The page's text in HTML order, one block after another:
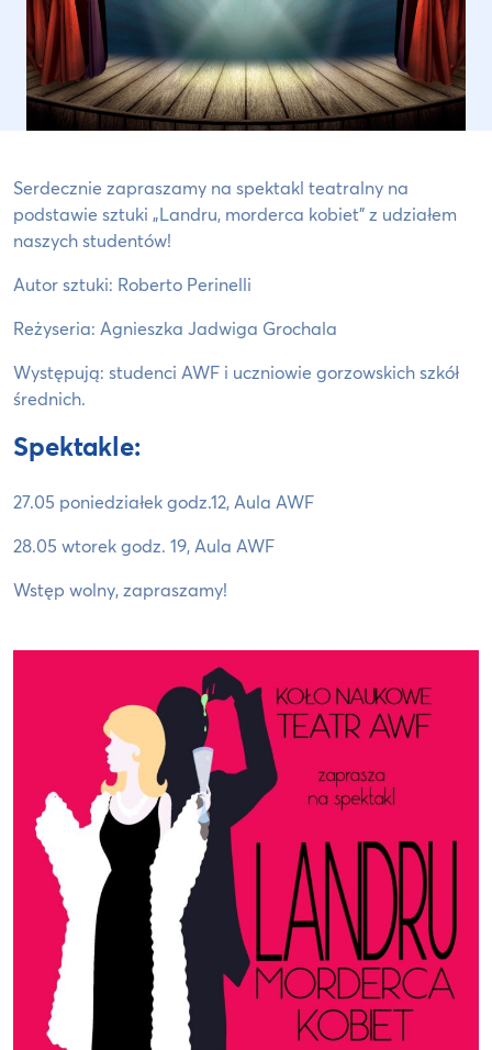
Serdecznie zapraszamy na spektakl teatralny na
podstawie sztuki „Landru, morderca kobiet” z udziałem
naszych studentów!
Autor sztuki: Roberto Perinelli
Reżyseria: Agnieszka Jadwiga Grochala
Występują: studenci AWF i uczniowie gorzowskich szkół
średnich.
Spektakle:
27.05 poniedziałek godz.12, Aula AWF
28.05 wtorek godz. 19, Aula AWF
Wstęp wolny, zapraszamy!